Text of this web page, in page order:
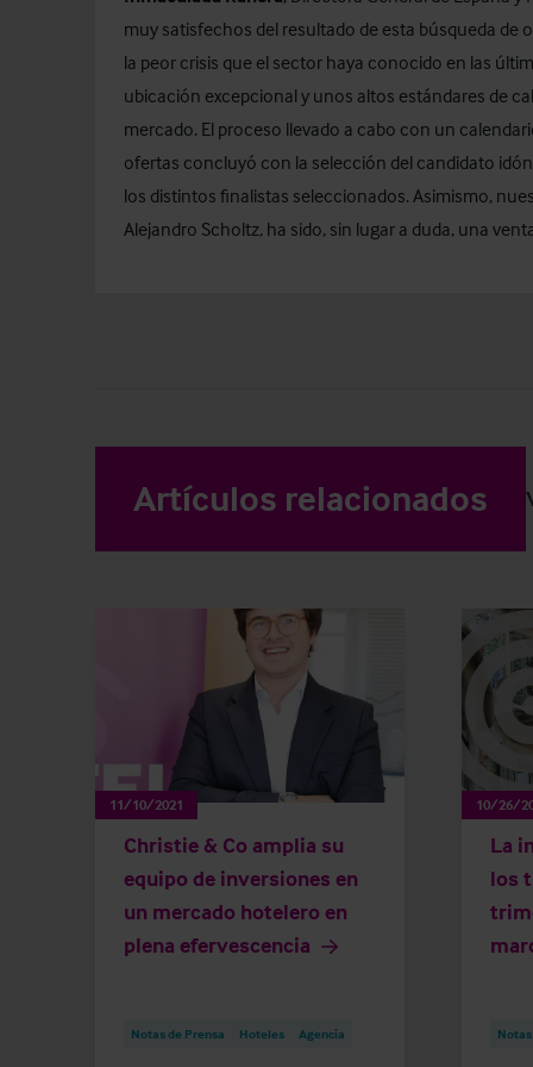
muy satisfechos del resultado de esta búsqueda de
la peor crisis que el sector haya conocido en las
ubicación excepcional y unos altos estándares de
mercado. El proceso llevado a cabo con un
ofertas concluyó con la selección del candidato
los distintos finalistas seleccionados. Asimismo,
Alejandro Scholtz, ha sido, sin lugar a duda, una
Artículos relacionados
11/10/2021
Christie & Co amplia su
equipo de inversiones en
un mercado hotelero en
plena efervescencia
Notas de Prensa Hoteles Agencia
10/26/
La
los